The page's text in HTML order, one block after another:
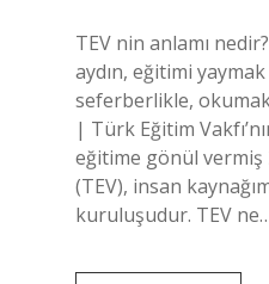
TEV nin anlamı
aydın, eğitimi
seferberlikle,
| Türk Eğitim
eğitime gönül vermiş
(TEV), insan
kuruluşudur. TEV